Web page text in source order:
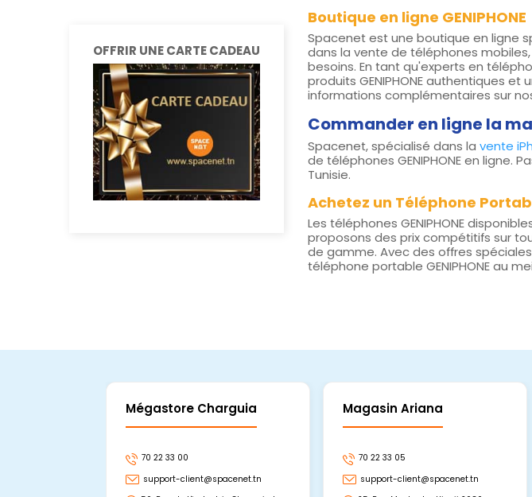
OFFRIR UNE CARTE CADEAU
Boutique en ligne GENIPHONE
Spacenet est une boutique en ligne
dans la vente de téléphones
besoins. En tant qu'experts en
produits GENIPHONE authentiques
informations complémentaires sur
Commander en ligne la
Spacenet, spécialisé dans la vente
de téléphones GENIPHONE en
Tunisie.
Achetez un Téléphone
Les téléphones GENIPHONE
proposons des prix compétitifs sur
de gamme. Avec des offres
téléphone portable GENIPHONE au
Mégastore Charguia
70 22 33 00
support-client@spacenet.tn
Magasin Ariana
70 22 33 05
support-client@spacenet.tn